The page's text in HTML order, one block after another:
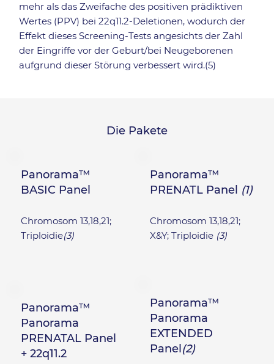
mehr als das Zweifache des positiven prädiktiven
Wertes (PPV) bei 22q11.2-Deletionen, wodurch der
Effekt dieses Screening-Tests angesichts der Zahl
der Eingriffe vor der Geburt/bei Neugeborenen
aufgrund dieser Störung verbessert wird.(5)
Die Pakete
Panorama™
BASIC Panel
Chromosom 13,18,21;
Triploidie(3)
Panorama™
PRENATL Panel (1)
Chromosom 13,18,21;
X&Y; Triploidie (3)
Panorama™
Panorama
PRENATAL Panel
+ 22q11.2
Panorama™
Panorama
EXTENDED
Panel (2)